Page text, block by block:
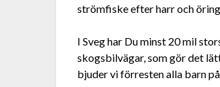
strömfiske efter harr och
I Sveg har Du minst 20 mil
skogsbilvägar, som gör det
bjuder vi förresten alla barn